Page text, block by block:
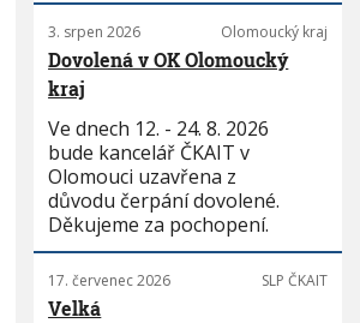
3. srpen 2026 Olomoucký kraj
Dovolená v OK Olomoucký
kraj
Ve dnech 12. - 24. 8. 2026
bude kancelář ČKAIT v
Olomouci uzavřena z
důvodu čerpání dovolené.
Děkujeme za pochopení.
17. červenec 2026 SLP ČKAIT
Velká